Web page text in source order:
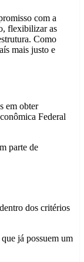
com a
flexibilizar as
Como
mais justo e
em obter
Federal
parte de
dos critérios
já possuem um